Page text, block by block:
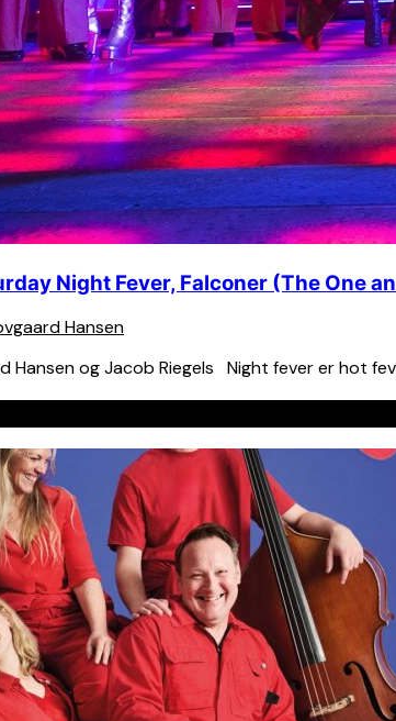
Night Fever, Falconer (The One
Hansen
Hansen og Jacob Riegels Night fever er hot